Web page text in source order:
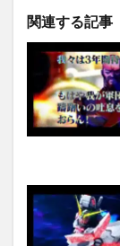
関連する記事